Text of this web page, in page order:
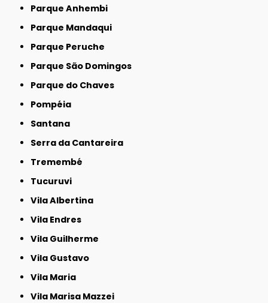
Parque Anhembi
Parque Mandaqui
Parque Peruche
Parque São Domingos
Parque do Chaves
Pompéia
Santana
Serra da Cantareira
Tremembé
Tucuruvi
Vila Albertina
Vila Endres
Vila Guilherme
Vila Gustavo
Vila Maria
Vila Marisa Mazzei